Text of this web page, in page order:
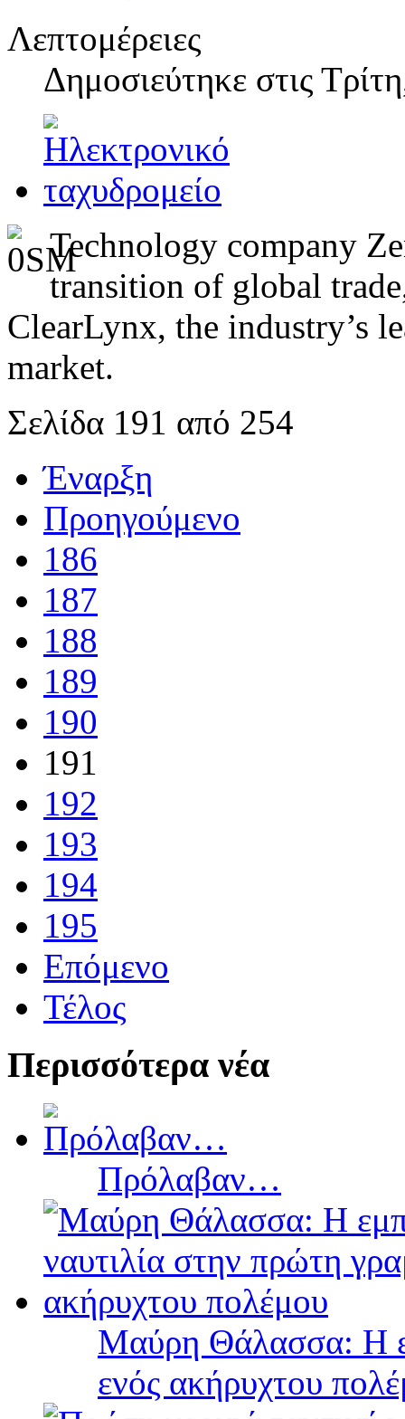
Λεπτομέρειες
Δημοσιεύτηκε στις
Technology company
transition of global
ClearLynx, the industry’s
market.
Σελίδα 191 από 254
Έναρξη
Προηγούμενο
186
187
188
189
190
191
192
193
194
195
Επόμενο
Τέλος
Περισσότερα νέα
Πρόλαβαν…
Μαύρη Θάλασσα: Η
ενός ακήρυχτου